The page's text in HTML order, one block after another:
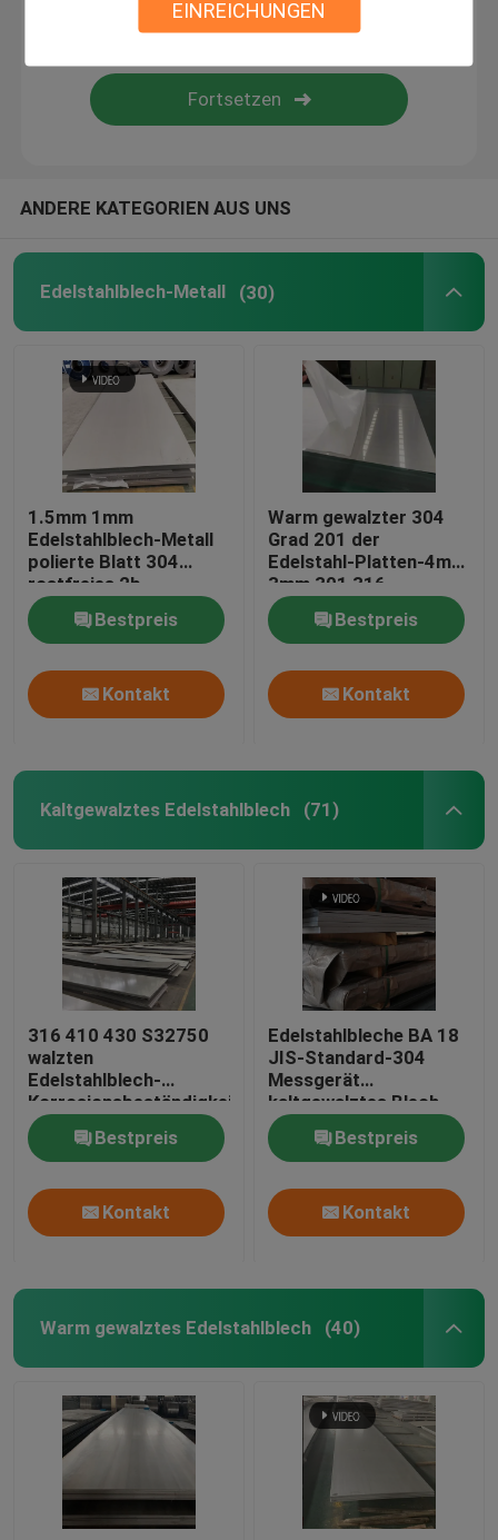
EINREICHUNGEN
Edelstahl-Rundeisen
Edelstahl-Profil
Edelstahl-Diskette
Edelstahl-Streifen
Edelstahlfitting
ANDERE KATEGORIEN AUS UNS
Edelstahlblech-Metall (30)
1.5mm 1mm
Edelstahlblech-Metall
polierte Blatt 304
rostfreies 2b
Bestpreis
Kontakt
Warm gewalzter 304
Grad 201 der
Edelstahl-Platten-4mm
3mm 301 316
Bestpreis
Kontakt
Kaltgewalztes Edelstahlblech (71)
316 410 430 S32750
walzten
Edelstahlblech-
Korrosionsbeständigkeit
kalt
Bestpreis
Kontakt
Edelstahlbleche BA 18
JIS-Standard-304
Messgerät
kaltgewalztes Blech
Bestpreis
Kontakt
Warm gewalztes Edelstahlblech (40)